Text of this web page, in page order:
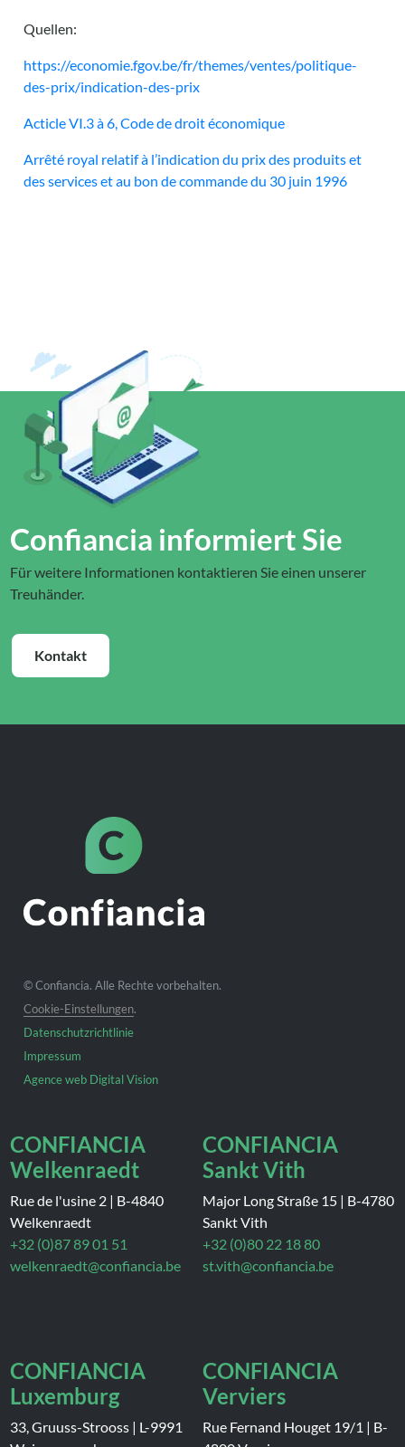
Quellen:
https://economie.fgov.be/fr/themes/ventes/politique-
des-prix/indication-des-prix
Acticle VI.3 à 6, Code de droit économique
Arrêté royal relatif à l’indication du prix des produits et
des services et au bon de commande du 30 juin 1996
Confiancia informiert Sie
Für weitere Informationen kontaktieren Sie einen unserer
Treuhänder.
Kontakt
© Confiancia. Alle Rechte vorbehalten.
Cookie-Einstellungen.
Datenschutzrichtlinie
Impressum
Agence web Digital Vision
CONFIANCIA
Welkenraedt
Rue de l'usine 2 | B-4840
Welkenraedt
+32 (0)87 89 01 51
welkenraedt@confiancia.be
CONFIANCIA
Sankt Vith
Major Long Straße 15 | B-4780
Sankt Vith
+32 (0)80 22 18 80
st.vith@confiancia.be
CONFIANCIA
Luxemburg
33, Gruuss-Strooss | L-9991
CONFIANCIA
Verviers
Rue Fernand Houget 19/1 | B-